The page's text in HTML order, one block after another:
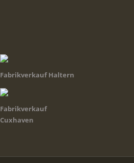
Fabrikverkauf Haltern
Fabrikverkauf
Cuxhaven